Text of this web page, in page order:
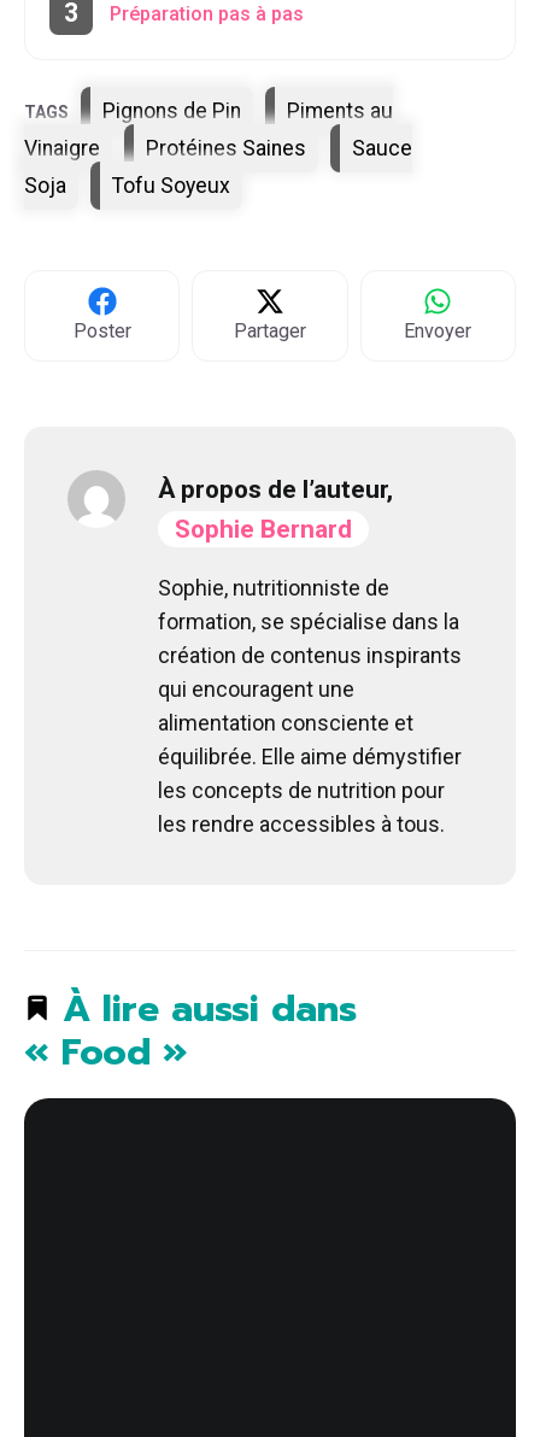
Préparation pas à pas
Étiquettes
Pignons de Pin
Piments au
Vinaigre
Protéines Saines
Sauce
Soja
Tofu Soyeux
Poster Partager Envoyer
À propos de l’auteur,
Sophie Bernard
Sophie, nutritionniste de
formation, se spécialise dans la
création de contenus inspirants
qui encouragent une
alimentation consciente et
équilibrée. Elle aime démystifier
les concepts de nutrition pour
les rendre accessibles à tous.
À lire aussi dans
« Food »